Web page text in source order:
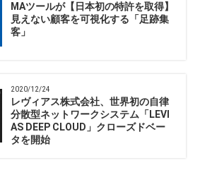
MAツールが【日本初の特許を取得】
見えない顧客を可視化する「足跡集
客」
2020/12/24
レヴィアス株式会社、世界初の自律
分散型ネットワークシステム「LEVI
AS DEEP CLOUD」クローズドベー
タを開始